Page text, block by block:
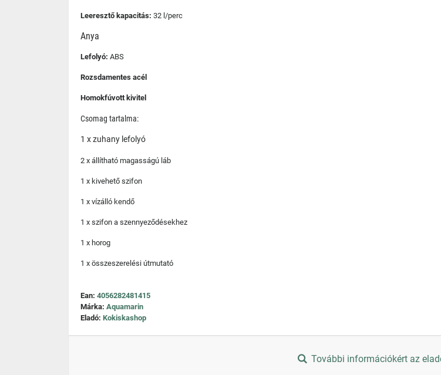
Leeresztő kapacitás: 32 l/perc
Anya
Lefolyó: ABS
Rozsdamentes acél
Homokfúvott kivitel
Csomag tartalma:
1 x zuhany lefolyó
2 x állítható magasságú láb
1 x kivehető szifon
1 x vízálló kendő
1 x szifon a szennyeződésekhez
1 x horog
1 x összeszerelési útmutató
Ean: 4056282481415
Márka: Aquamarin
Eladó: Kokiskashop
További információkért az